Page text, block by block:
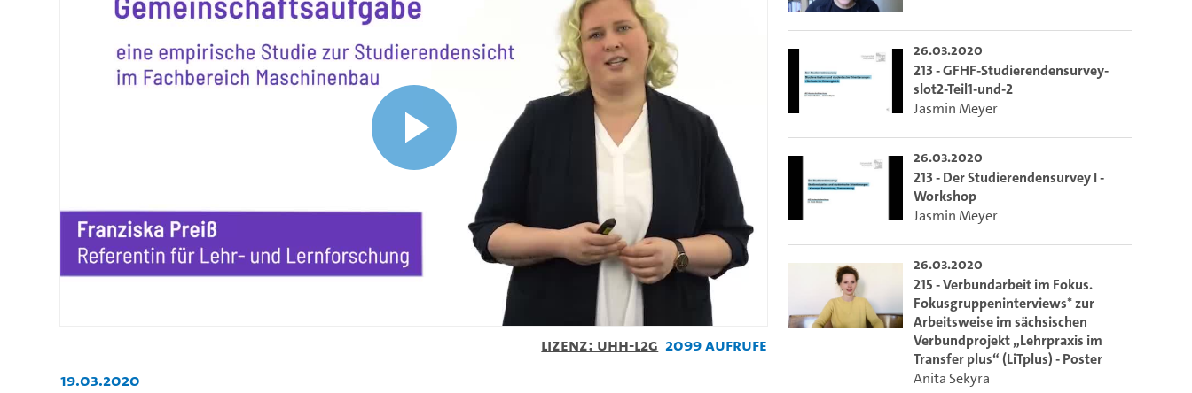
Video
abspielen
Lizenz: UHH-L2G 2099 Aufrufe
19.03.2020
26.03.2020
213 - GFHF-Studierendensurvey-
slot2-Teil1-und-2
Jasmin Meyer
26.03.2020
213 - Der Studierendensurvey I -
Workshop
Jasmin Meyer
26.03.2020
215 - Verbundarbeit im Fokus.
Fokusgruppeninterviews* zur
Arbeitsweise im sächsischen
Verbundprojekt „Lehrpraxis im
Transfer plus“ (LiTplus) - Poster
Anita Sekyra